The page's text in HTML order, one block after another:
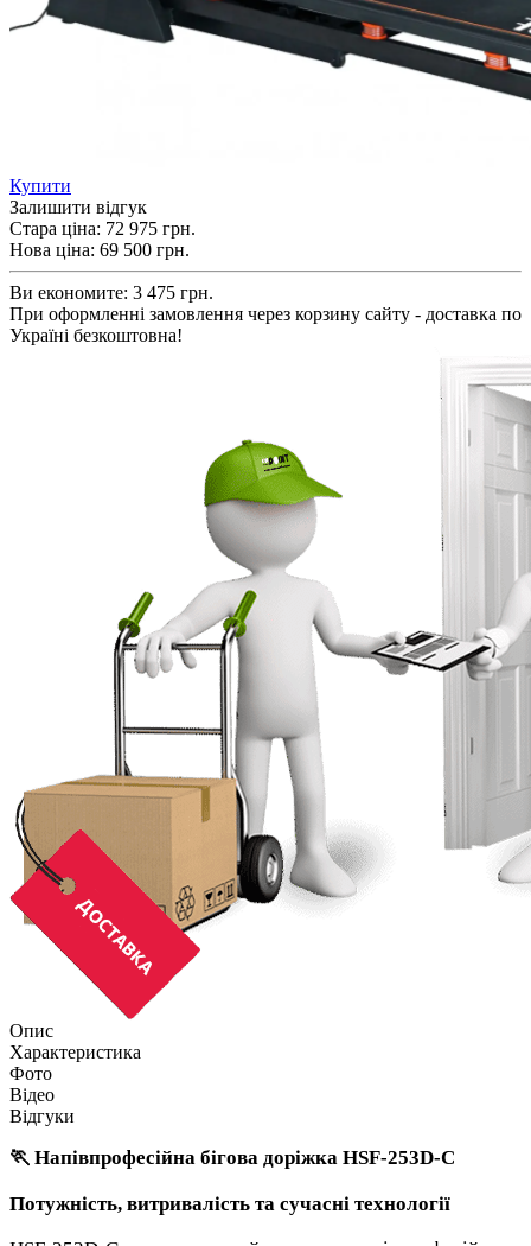
Купити
Залишити відгук
Стара ціна: 72 975 грн.
Нова ціна: 69 500 грн.
Ви економите: 3 475 грн.
При оформленні замовлення через корзину сайту - доставка по
Україні безкоштовна!
Опис
Характеристика
Фото
Відео
Відгуки
🏃 Напівпрофесійна бігова доріжка HSF-253D-C
Потужність, витривалість та сучасні технології